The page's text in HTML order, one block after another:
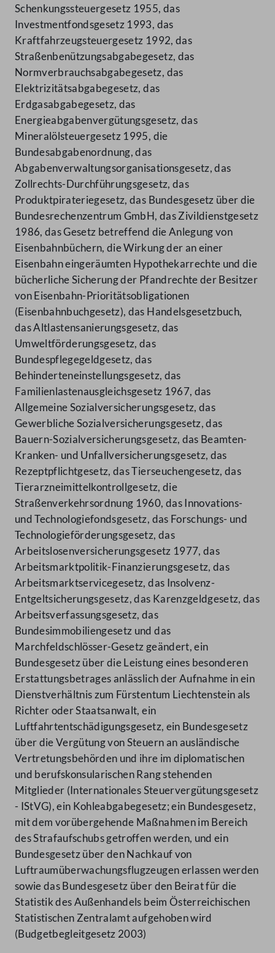
Schenkungssteuergesetz 1955, das
Investmentfondsgesetz 1993, das
Kraftfahrzeugsteuergesetz 1992, das
Straßenbenützungsabgabegesetz, das
Normverbrauchsabgabegesetz, das
Elektrizitätsabgabegesetz, das
Erdgasabgabegesetz, das
Energieabgabenvergütungsgesetz, das
Mineralölsteuergesetz 1995, die
Bundesabgabenordnung, das
Abgabenverwaltungsorganisationsgesetz, das
Zollrechts-Durchführungsgesetz, das
Produktpirateriegesetz, das Bundesgesetz über die
Bundesrechenzentrum GmbH, das Zivildienstgesetz
1986, das Gesetz betreffend die Anlegung von
Eisenbahnbüchern, die Wirkung der an einer
Eisenbahn eingeräumten Hypothekarrechte und die
bücherliche Sicherung der Pfandrechte der Besitzer
von Eisenbahn-Prioritätsobligationen
(Eisenbahnbuchgesetz), das Handelsgesetzbuch,
das Altlastensanierungsgesetz, das
Umweltförderungsgesetz, das
Bundespflegegeldgesetz, das
Behinderteneinstellungsgesetz, das
Familienlastenausgleichsgesetz 1967, das
Allgemeine Sozialversicherungsgesetz, das
Gewerbliche Sozialversicherungsgesetz, das
Bauern-Sozialversicherungsgesetz, das Beamten-
Kranken- und Unfallversicherungsgesetz, das
Rezeptpflichtgesetz, das Tierseuchengesetz, das
Tierarzneimittelkontrollgesetz, die
Straßenverkehrsordnung 1960, das Innovations-
und Technologiefondsgesetz, das Forschungs- und
Technologieförderungsgesetz, das
Arbeitslosenversicherungsgesetz 1977, das
Arbeitsmarktpolitik-Finanzierungsgesetz, das
Arbeitsmarktservicegesetz, das Insolvenz-
Entgeltsicherungsgesetz, das Karenzgeldgesetz, das
Arbeitsverfassungsgesetz, das
Bundesimmobiliengesetz und das
Marchfeldschlösser-Gesetz geändert, ein
Bundesgesetz über die Leistung eines besonderen
Erstattungsbetrages anlässlich der Aufnahme in ein
Dienstverhältnis zum Fürstentum Liechtenstein als
Richter oder Staatsanwalt, ein
Luftfahrtentschädigungsgesetz, ein Bundesgesetz
über die Vergütung von Steuern an ausländische
Vertretungsbehörden und ihre im diplomatischen
und berufskonsularischen Rang stehenden
Mitglieder (Internationales Steuervergütungsgesetz
- IStVG), ein Kohleabgabegesetz; ein Bundesgesetz,
mit dem vorübergehende Maßnahmen im Bereich
des Strafaufschubs getroffen werden, und ein
Bundesgesetz über den Nachkauf von
Luftraumüberwachungsflugzeugen erlassen werden
sowie das Bundesgesetz über den Beirat für die
Statistik des Außenhandels beim Österreichischen
Statistischen Zentralamt aufgehoben wird
(Budgetbegleitgesetz 2003)